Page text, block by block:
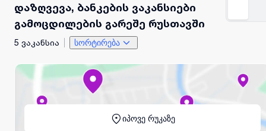
დაზღვევა, ბანკების ვაკანსიები
გამოცდილების გარეშე რუსთავში
5 ვაკანსია სორტირება
იპოვე რუკაზე